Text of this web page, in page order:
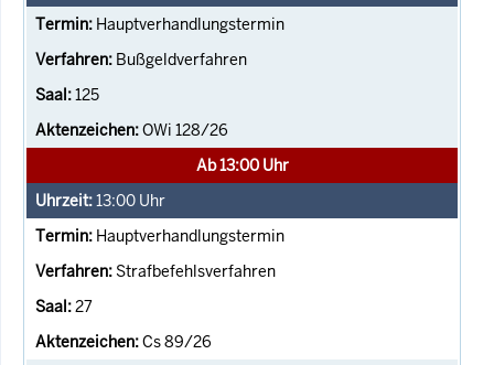
Hauptverhandlungstermin
Bußgeldverfahren
125
OWi 128/26
Ab 13:00 Uhr
13:00 Uhr
Hauptverhandlungstermin
Strafbefehlsverfahren
27
Cs 89/26